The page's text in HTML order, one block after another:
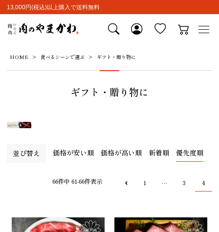
13,000円(税込)以上購入で送料無料
HOME 食べるシーンで選ぶ ギフト・贈り物に
ギフト・贈り物に
並び替え 価格が安い順 価格が高い順 新着順 優先度順
66件中 61-66件表示 1 … 3 4